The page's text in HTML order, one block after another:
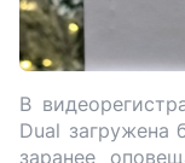
В
Dual загружена
заранее